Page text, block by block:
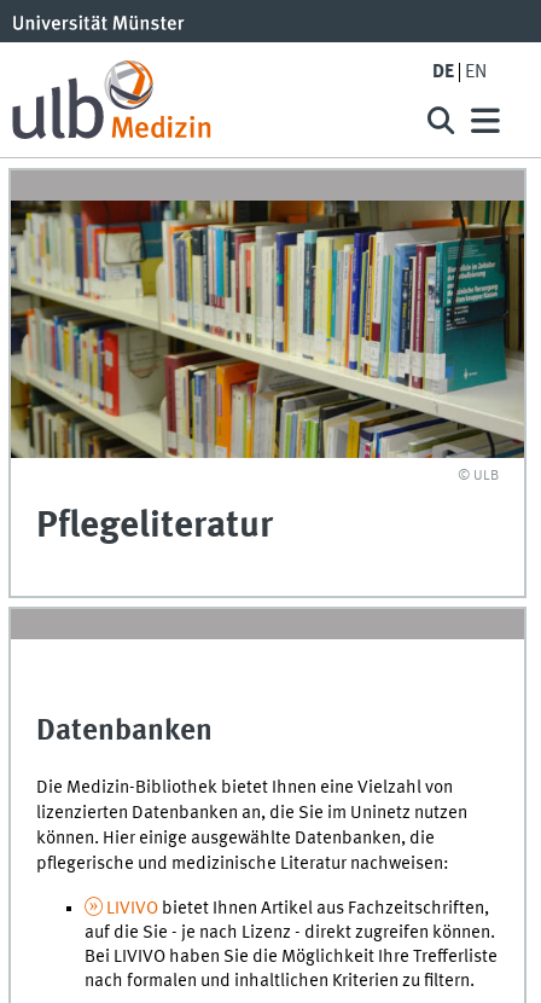
DE EN
© ULB
Pflegeliteratur
Datenbanken
Die Medizin-Bibliothek bietet Ihnen eine Vielzahl von
lizenzierten Datenbanken an, die Sie im Uninetz nutzen
können. Hier einige ausgewählte Datenbanken, die
pflegerische und medizinische Literatur nachweisen:
LIVIVO bietet Ihnen Artikel aus Fachzeitschriften,
auf die Sie - je nach Lizenz - direkt zugreifen können.
Bei LIVIVO haben Sie die Möglichkeit Ihre Trefferliste
nach formalen und inhaltlichen Kriterien zu filtern.